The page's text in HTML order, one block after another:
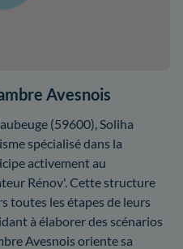
Avesnois
(59600), Soliha
spécialisé dans la
activement au
Rénov'. Cette structure
toutes les étapes de leurs
à élaborer des scénarios
Avesnois oriente sa